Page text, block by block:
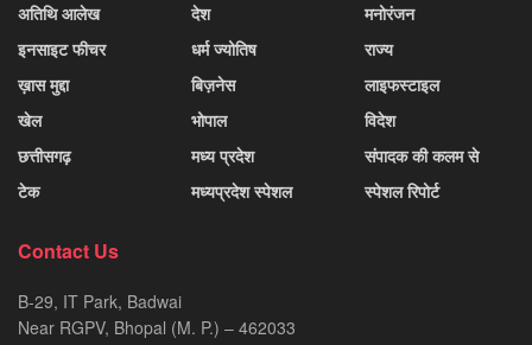
अतिथि आलेख
इनसाइट फीचर
ख़ास मुद्दा
खेल
छत्तीसगढ़
टेक
देश
धर्म ज्योतिष
बिज़नेस
भोपाल
मध्य प्रदेश
मध्यप्रदेश स्पेशल
मनोरंजन
राज्य
लाइफस्टाइल
विदेश
संपादक की कलम से
स्पेशल रिपोर्ट
Contact Us
B-29, IT Park, Badwai
Near RGPV, Bhopal (M. P.) – 462033